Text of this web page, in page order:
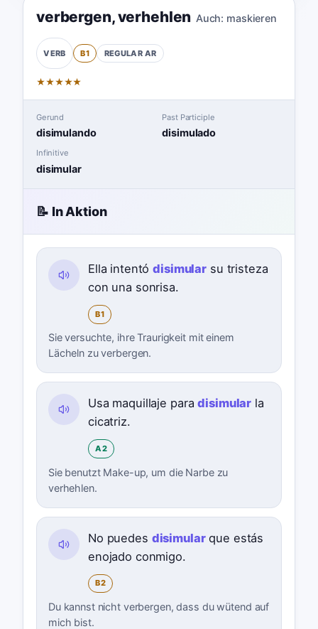
verbergen,verhehlen Auch: maskieren
VERB B1 REGULAR AR
★★★★★
Gerund
disimulando
Past Participle
disimulado
Infinitive
disimular
📝 In Aktion
Ella intentódisimular su tristeza
con una sonrisa.
B1
Sie versuchte, ihre Traurigkeit mit einem
Lächeln zu verbergen.
Usa maquillaje paradisimular la
cicatriz.
A2
Sie benutzt Make-up, um die Narbe zu
verhehlen.
No puedes disimularque estás
enojado conmigo.
B2
Du kannst nicht verbergen, dass du wütend auf
mich bist.